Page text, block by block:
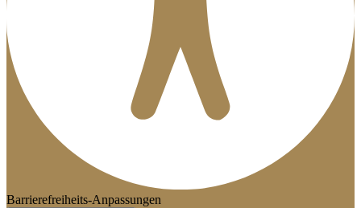
Barrierefreiheits-Anpassungen